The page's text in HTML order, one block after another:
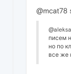
@mcat78
писем
но по
все же